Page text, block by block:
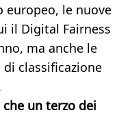
europeo, le nuove
il Digital Fairness
ma anche le
classificazione
un terzo dei